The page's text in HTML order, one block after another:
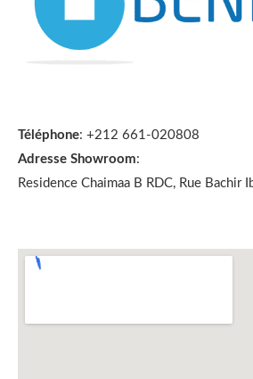
Téléphone: +212 661-020808
Adresse Showroom:
Residence Chaimaa B RDC, Rue Bachir